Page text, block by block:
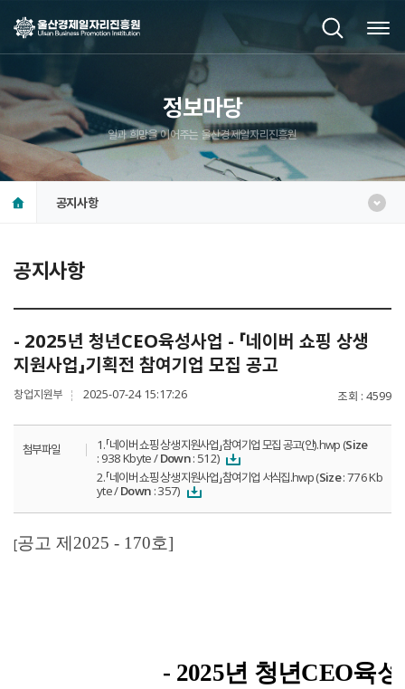
정보마당
일과 희망을 이어주는 울산경제일자리진흥원
공지사항
공지사항
- 2025년 청년CEO육성사업 - 「네이버 쇼핑 상생
지원사업」기획전 참여기업 모집 공고
조회 4599
창업지원부 2025-07-24 15:17:26
첨부파일 1.「네이버 쇼핑 상생 지원사업」참여기업 모집 공고(안).hwp (Size
: 938 Kbyte /Down: 512)
2.「네이버 쇼핑 상생 지원사업」참여기업 서식집.hwp (Size: 776 Kb
yte /Down : 357)
[공고 제 2025 - 170호]
- 2025년 청년CEO육